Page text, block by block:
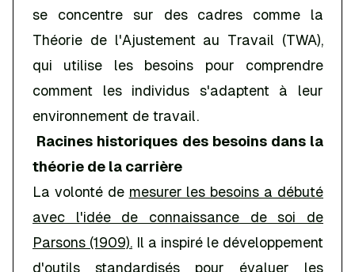
se concentre sur des cadres comme la
Théorie de l'Ajustement au Travail (TWA),
qui utilise les besoins pour comprendre
comment les individus s'adaptent à leur
environnement de travail.
Racines historiques des besoins dans la
théorie de la carrière
La volonté de mesurer les besoins a débuté
avec l'idée de connaissance de soi de
Parsons (1909). Il a inspiré le développement
d'outils standardisés pour évaluer les